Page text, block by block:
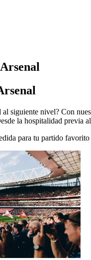
siguiente nivel? Con
la hospitalidad previa
para tu partido